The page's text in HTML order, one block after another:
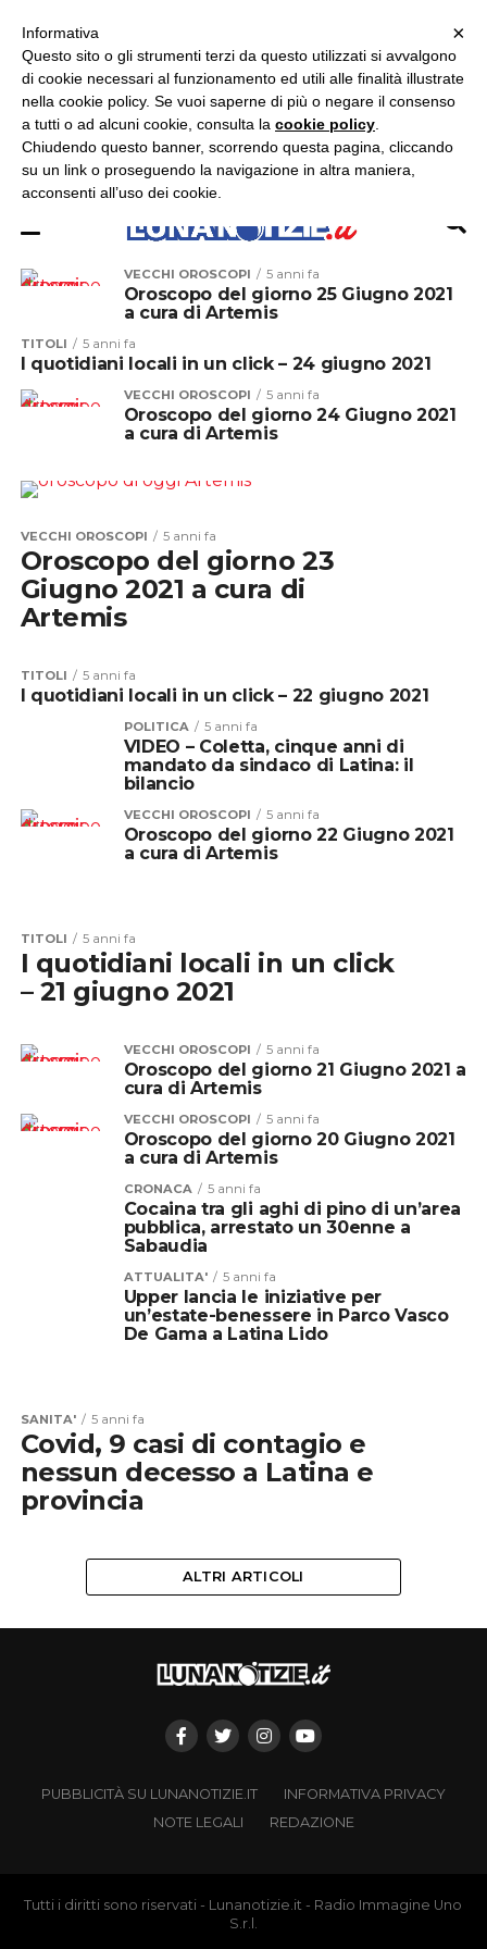
ASCOLTA RADIO LUNA
VECCHI OROSCOPI 5 anni fa
Oroscopo del giorno 25 Giugno 2021
a cura di Artemis
TITOLI 5 anni fa
I quotidiani locali in un click – 24 giugno 2021
VECCHI OROSCOPI 5 anni fa
Oroscopo del giorno 24 Giugno 2021
a cura di Artemis
VECCHI OROSCOPI 5 anni fa
Oroscopo del giorno 23
Giugno 2021 a cura di
Artemis
TITOLI 5 anni fa
I quotidiani locali in un click – 22 giugno 2021
POLITICA 5 anni fa
VIDEO – Coletta, cinque anni di
mandato da sindaco di Latina: il
bilancio
VECCHI OROSCOPI 5 anni fa
Oroscopo del giorno 22 Giugno 2021
a cura di Artemis
TITOLI 5 anni fa
I quotidiani locali in un click
– 21 giugno 2021
VECCHI OROSCOPI 5 anni fa
Oroscopo del giorno 21 Giugno 2021 a
cura di Artemis
VECCHI OROSCOPI 5 anni fa
Oroscopo del giorno 20 Giugno 2021
a cura di Artemis
CRONACA 5 anni fa
Cocaina tra gli aghi di pino di un’area
pubblica, arrestato un 30enne a
Sabaudia
ATTUALITA' 5 anni fa
Upper lancia le iniziative per
un’estate-benessere in Parco Vasco
De Gama a Latina Lido
SANITA' 5 anni fa
Covid, 9 casi di contagio e
nessun decesso a Latina e
provincia
ALTRI ARTICOLI
PUBBLICITÀ SU LUNANOTIZIE.IT
INFORMATIVA PRIVACY
NOTE LEGALI
REDAZIONE
Tutti i diritti sono riservati - Lunanotizie.it - Radio Immagine Uno
S.r.l.
×
×
Informativa
Questo sito o gli strumenti terzi da questo utilizzati si avvalgono
di cookie necessari al funzionamento ed utili alle finalità illustrate
nella cookie policy. Se vuoi saperne di più o negare il consenso
a tutti o ad alcuni cookie, consulta la cookie policy
Chiudendo questo banner, scorrendo questa pagina, cliccando
su un link o proseguendo la navigazione in altra maniera,
acconsenti all’uso dei cookie.